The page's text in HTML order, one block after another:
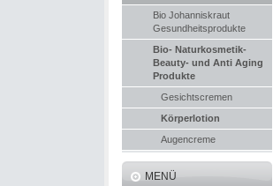
Bio Johanniskraut
Gesundheitsprodukte
Bio- Naturkosmetik-
Beauty- und Anti Aging
Produkte
Gesichtscremen
Körperlotion
Augencreme
MENÜ